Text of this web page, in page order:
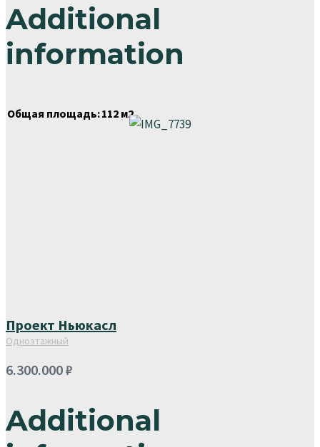
Additional
information
Общая площадь:112 м2
Проект Ньюкасл
Одноэтажный
6.300.000₽
Additional